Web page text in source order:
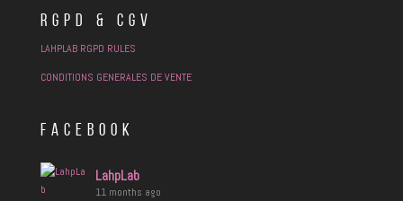
RGPD & CGV
LAHPLAB RGPD RULES
CONDITIONS GENERALES DE VENTE
FACEBOOK
LahpLab
11 months ago